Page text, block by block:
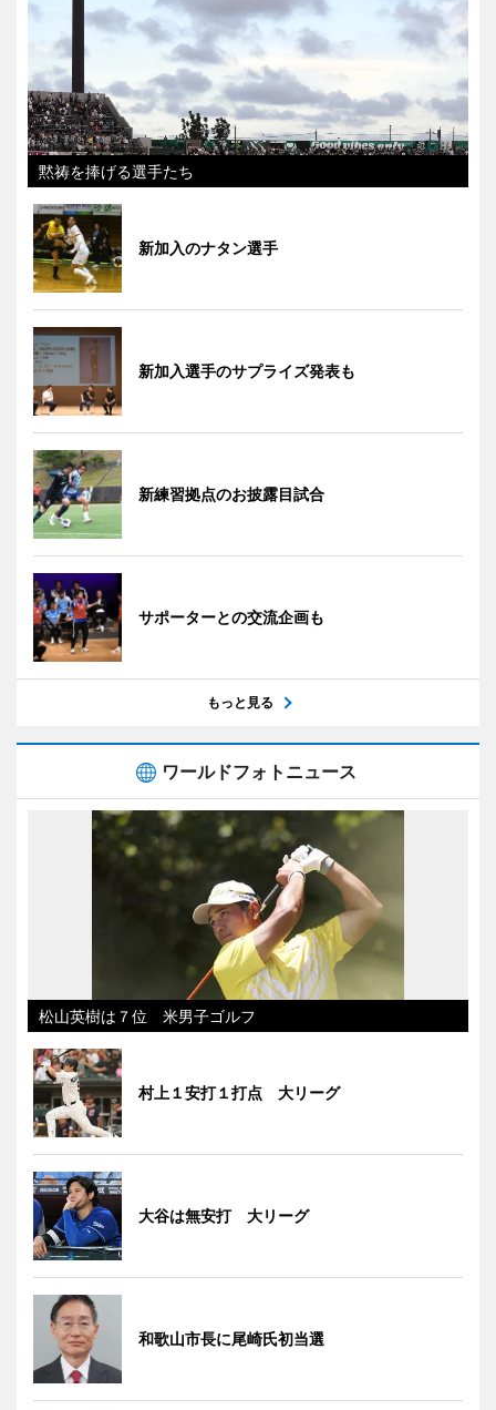
黙祷を捧げる選手たち
新加入のナタン選手
新加入選手のサプライズ発表も
新練習拠点のお披露目試合
サポーターとの交流企画も
もっと見る
ワールドフォトニュース
松山英樹は７位 米男子ゴルフ
村上１安打１打点 大リーグ
大谷は無安打 大リーグ
和歌山市長に尾崎氏初当選